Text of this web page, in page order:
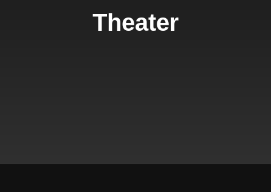
Theater